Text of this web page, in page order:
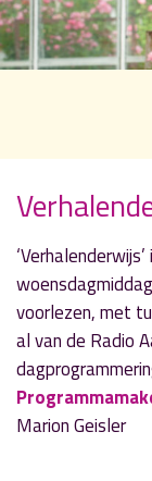
Vorig uur
Inklappen
voorlezen, met
al van de Radio
Marion Geisler